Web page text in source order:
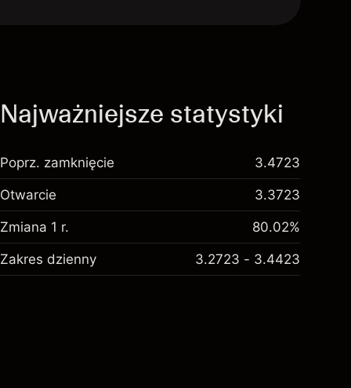
Najważniejsze statystyki
Poprz. zamknięcie 3.4723
Otwarcie 3.3723
Zmiana 1 r. 80.02%
Zakres dzienny 3.2723 - 3.4423